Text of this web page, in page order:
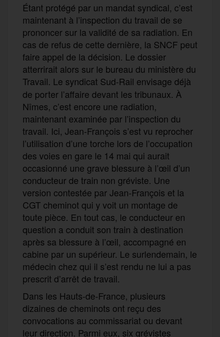
Étant protégé par un mandat syndical, c’est
maintenant à l’inspection du travail de se
prononcer sur la validité de sa radiation. En
cas de refus de cette dernière, la SNCF peut
faire appel de la décision. Le dossier
atterrirait alors sur le bureau du ministère du
Travail. Le syndicat Sud-Rail envisage déjà
de porter l’affaire devant les tribunaux. À
Nîmes, c’est encore une radiation,
maintenant examinée par l’inspection du
travail. Ici, Jean-François s’est vu reprocher
l’utilisation d’une torche lors de l’occupation
des voies en gare le 14 mai qui aurait
occasionné une grave blessure à l’œil d’un
conducteur de train non gréviste. Une
version contestée par Jean-François et la
CGT cheminot qui y voit un montage de
toute pièce. En tout cas, le conducteur en
question a conduit son train à destination
après sa blessure à l’œil, accompagné en
cabine par un supérieur. Le surlendemain, le
médecin chez qui il s’est rendu ne lui a pas
prescrit d’arrêt de travail.
Dans les Hauts-de-France, plusieurs
dizaines de cheminots ont reçu des
convocations au commissariat ou devant
leur direction. Parmi eux, six grévistes